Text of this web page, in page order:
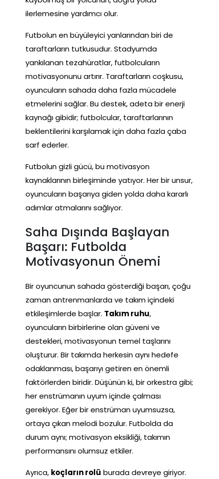
ilerlemesine yardımcı olur.
Futbolun en büyüleyici yanlarından biri de
taraftarların tutkusudur. Stadyumda
yankılanan tezahüratlar, futbolcuların
motivasyonunu artırır. Taraftarların coşkusu,
oyuncuların sahada daha fazla mücadele
etmelerini sağlar. Bu destek, adeta bir enerji
kaynağı gibidir; futbolcular, taraftarlarının
beklentilerini karşılamak için daha fazla çaba
sarf ederler.
Futbolun gizli gücü, bu motivasyon
kaynaklarının birleşiminde yatıyor. Her bir unsur,
oyuncuların başarıya giden yolda daha kararlı
adımlar atmalarını sağlıyor.
Saha Dışında Başlayan
Başarı: Futbolda
Motivasyonun Önemi
Bir oyuncunun sahada gösterdiği başarı, çoğu
zaman antrenmanlarda ve takım içindeki
etkileşimlerde başlar. Takım ruhu,
oyuncuların birbirlerine olan güveni ve
destekleri, motivasyonun temel taşlarını
oluşturur. Bir takımda herkesin aynı hedefe
odaklanması, başarıyı getiren en önemli
faktörlerden biridir. Düşünün ki, bir orkestra gibi;
her enstrümanın uyum içinde çalması
gerekiyor. Eğer bir enstrüman uyumsuzsa,
ortaya çıkan melodi bozulur. Futbolda da
durum aynı; motivasyon eksikliği, takımın
performansını olumsuz etkiler.
Ayrıca, koçların rolü burada devreye giriyor.